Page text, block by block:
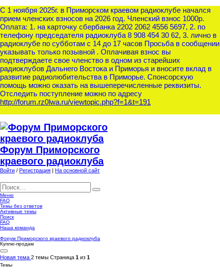
С 1 ноября 2025г. в Приморском краевом радиоклубе начался
прием членских взносов на 2026 год. Членский взнос 1000р.
Оплата: 1. на карточку сбербанка 2202 2062 4556 5697, 2. по
телефону председателя радиоклуба 8 908 454 30 62, 3. лично в
радиоклубе по субботам с 14 до 17 часов Просьба в сообщении
указывать только позывной . Оплачивая взнос вы
подтверждаете свое членство в одном из старейших
радиоклубов Дальнего Востока и Приморья и вносите вклад в
развитие радиолюбительства в Приморье. Спонсорскую
помощь можно оказать на вышеперечисленные реквизиты.
Отследить поступление можно по адресу
http://forum.rz0lwa.ru/viewtopic.php?f=1&t=191
Форум Приморского
краевого радиоклуба
Войти / Регистрация | На основной сайт
Меню
FAQ
Темы без ответов
Активные темы
Поиск
FAQ
Наша команда
Форум Приморского краевого радиоклуба
Куплю-продам
Новая тема 2 темы Страница 1 из 1
Темы